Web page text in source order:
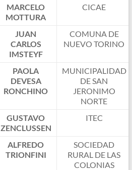
MARCELO
MOTTURA
CICAE
JUAN
CARLOS
IMSTEYF
COMUNA DE
NUEVO TORINO
PAOLA
DEVESA
RONCHINO
MUNICIPALIDAD
DE SAN
JERONIMO
NORTE
GUSTAVO
ZENCLUSSEN
ITEC
ALFREDO
TRIONFINI
SOCIEDAD
RURAL DE LAS
COLONIAS